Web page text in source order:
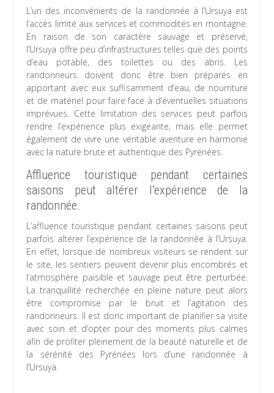
L’un des inconvénients de la randonnée à l’Ursuya est
l’accès limité aux services et commodités en montagne.
En raison de son caractère sauvage et préservé,
l’Ursuya offre peu d’infrastructures telles que des points
d’eau potable, des toilettes ou des abris. Les
randonneurs doivent donc être bien préparés en
apportant avec eux suffisamment d’eau, de nourriture
et de matériel pour faire face à d’éventuelles situations
imprévues. Cette limitation des services peut parfois
rendre l’expérience plus exigeante, mais elle permet
également de vivre une véritable aventure en harmonie
avec la nature brute et authentique des Pyrénées.
Affluence touristique pendant certaines
saisons peut altérer l’expérience de la
randonnée.
L’affluence touristique pendant certaines saisons peut
parfois altérer l’expérience de la randonnée à l’Ursuya.
En effet, lorsque de nombreux visiteurs se rendent sur
le site, les sentiers peuvent devenir plus encombrés et
l’atmosphère paisible et sauvage peut être perturbée.
La tranquillité recherchée en pleine nature peut alors
être compromise par le bruit et l’agitation des
randonneurs. Il est donc important de planifier sa visite
avec soin et d’opter pour des moments plus calmes
afin de profiter pleinement de la beauté naturelle et de
la sérénité des Pyrénées lors d’une randonnée à
l’Ursuya.